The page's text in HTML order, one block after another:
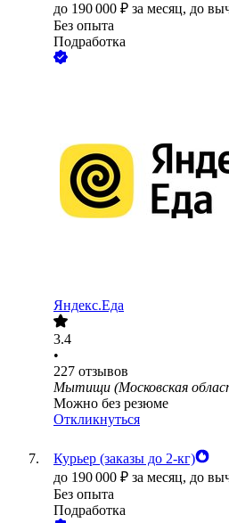
до 190 000 ₽ за месяц, до
Без опыта
Подработка
Яндекс.Еда
3.4
•
227 отзывов
Мытищи (Московская
Можно без резюме
Откликнуться
Курьер (заказы до 2-кг)
до 190 000 ₽ за месяц, до
Без опыта
Подработка